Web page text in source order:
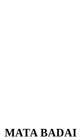
MATA BADAI